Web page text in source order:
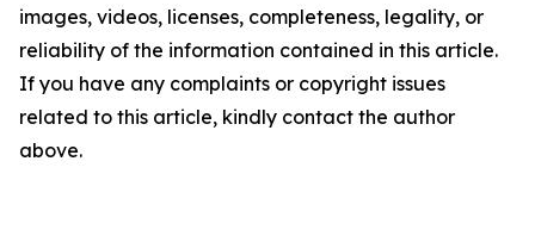
images, videos, licenses, completeness, legality, or
reliability of the information contained in this article.
If you have any complaints or copyright issues
related to this article, kindly contact the author
above.